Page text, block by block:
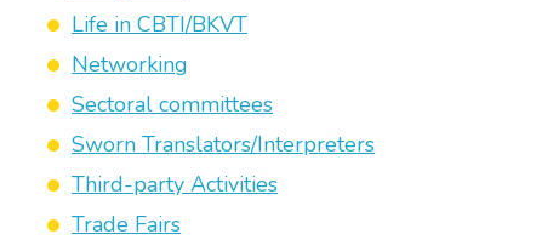
Life in CBTI/BKVT
Networking
Sectoral committees
Sworn Translators/Interpreters
Third-party Activities
Trade Fairs